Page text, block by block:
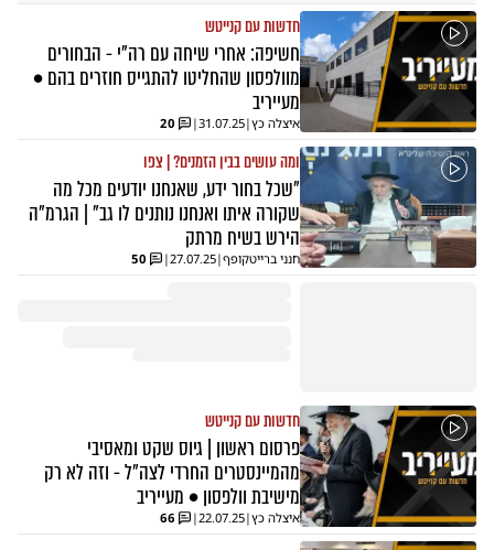
חדשות עם קנייטש
חשיפה: אחרי שיחה עם רה"י - הבחורים
מוולפסון שהחליטו להתגייס חוזרים בהם •
מעייריב
איצלה כץ|
31.07.25
|
20
ומה עושים בבין הזמנים? | צפו
"שכל בחור ידע, שאנחנו יודעים מכל מה
שקורה איתו ואנחנו נותנים לו גב" | הגרמ"ה
הירש בשיח מרתק
חנני ברייטקופף|
27.07.25
|
50
חדשות עם קנייטש
פרסום ראשון | גיוס שקט ומאסיבי
מהמיינסטרים החרדי לצה"ל - וזה לא רק
מישיבת וולפסון • מעייריב
איצלה כץ|
22.07.25
|
66